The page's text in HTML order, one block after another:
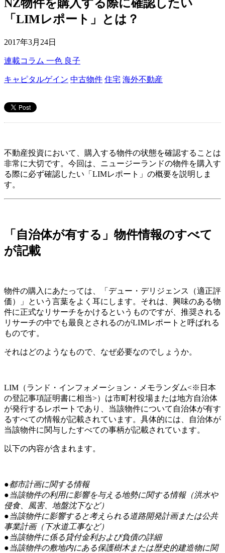
NZ物件を購入する際に確認したい
「LIMレポート」とは？
2017年3月24日
連載コラム 一色 良子
キャピタルゲイン 中古物件 住宅 海外不動産
不動産投資において、購入する物件の状態を確認することは
非常に大切です。今回は、ニュージーランドの物件を購入す
る際に必ず確認したい「LIMレポート」の概要を説明しま
す。
「自治体が有する」物件情報のすべて
が記載
物件の購入にあたっては、「デュー・デリジェンス（適正評
価）」という言葉をよく耳にします。それは、興味のある物
件に正式なリサーチをかけるというものですが、推奨される
リサーチの中でも最良とされるのがLIMレポートと呼ばれる
ものです。
それはどのようなもので、なぜ必要なのでしょうか。
LIM（ランド・インフォメーション・メモランダム<※日本
の登記事項証明書に相当>）は市町村役場または地方自治体
が発行するレポートであり、当該物件について自治体が有す
るすべての情報が記載されています。具体的には、自治体が
当該物件に関与したすべての事柄が記載されています。
以下の内容が含まれます。
●都市計画に関する情報
●当該物件の利用に影響を与える地勢に関する情報（洪水や
侵食、風害、地盤沈下など）
●当該物件に影響すると考えられる道路開発計画または公共
事業計画（下水道工事など）
●当該物件に係る貸付金利および負債の詳細
●当該物件の敷地内にある保護樹木または歴史的建造物に関